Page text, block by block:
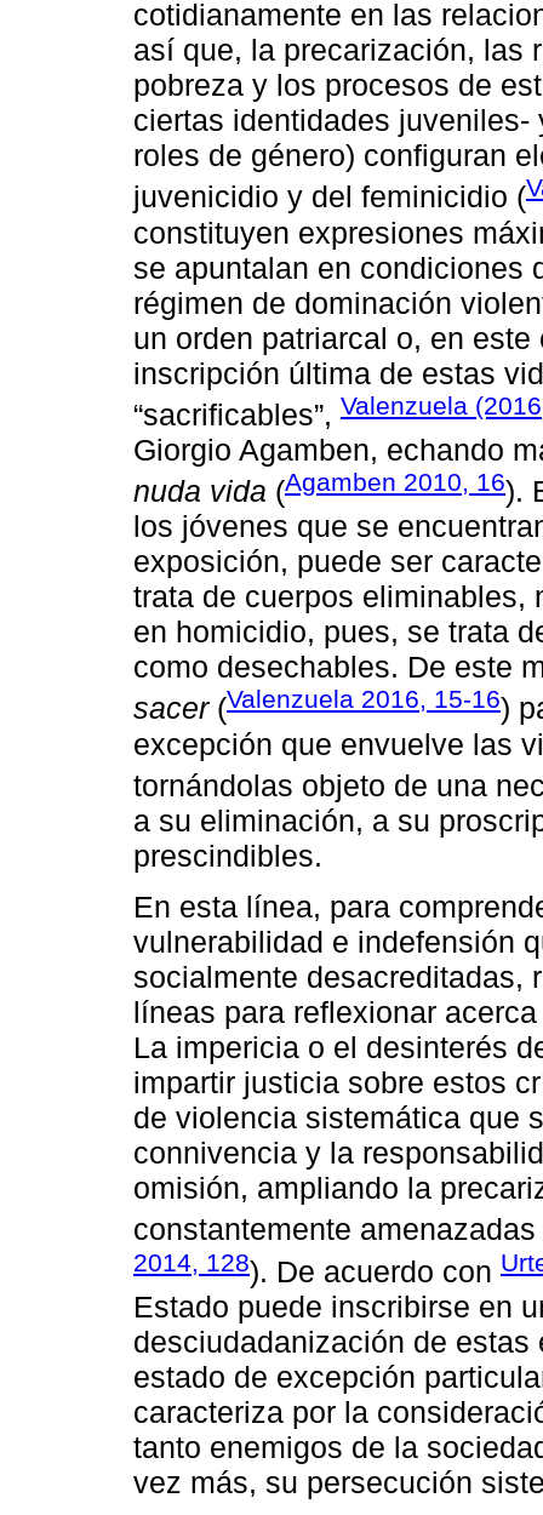
cotidianamente en las
así que, la precarización, las
pobreza y los procesos de
ciertas identidades
roles de género) configuran
juvenicidio y del feminicidio (
constituyen expresiones
se apuntalan en condiciones
régimen de dominación
un orden patriarcal o, en
inscripción última de estas
“sacrificables”, Valenzuela
Giorgio Agamben, echando
nuda vida (Agamben 2010, 16).
los jóvenes que se
exposición, puede ser
trata de cuerpos eliminables,
en homicidio, pues, se trata
como desechables. De este
sacer(Valenzuela 2016, 15-16)
excepción que envuelve las
tornándolas objeto de una
a su eliminación, a su
prescindibles.
En esta línea, para
vulnerabilidad e indefensión
socialmente desacreditadas,
líneas para reflexionar
La impericia o el desinterés
impartir justicia sobre estos
de violencia sistemática que
connivencia y la
omisión, ampliando la
constantemente amenazadas
2014, 128). De acuerdo con
Estado puede inscribirse en
desciudadanización de
estado de excepción
caracteriza por la
tanto enemigos de la
vez más, su persecución